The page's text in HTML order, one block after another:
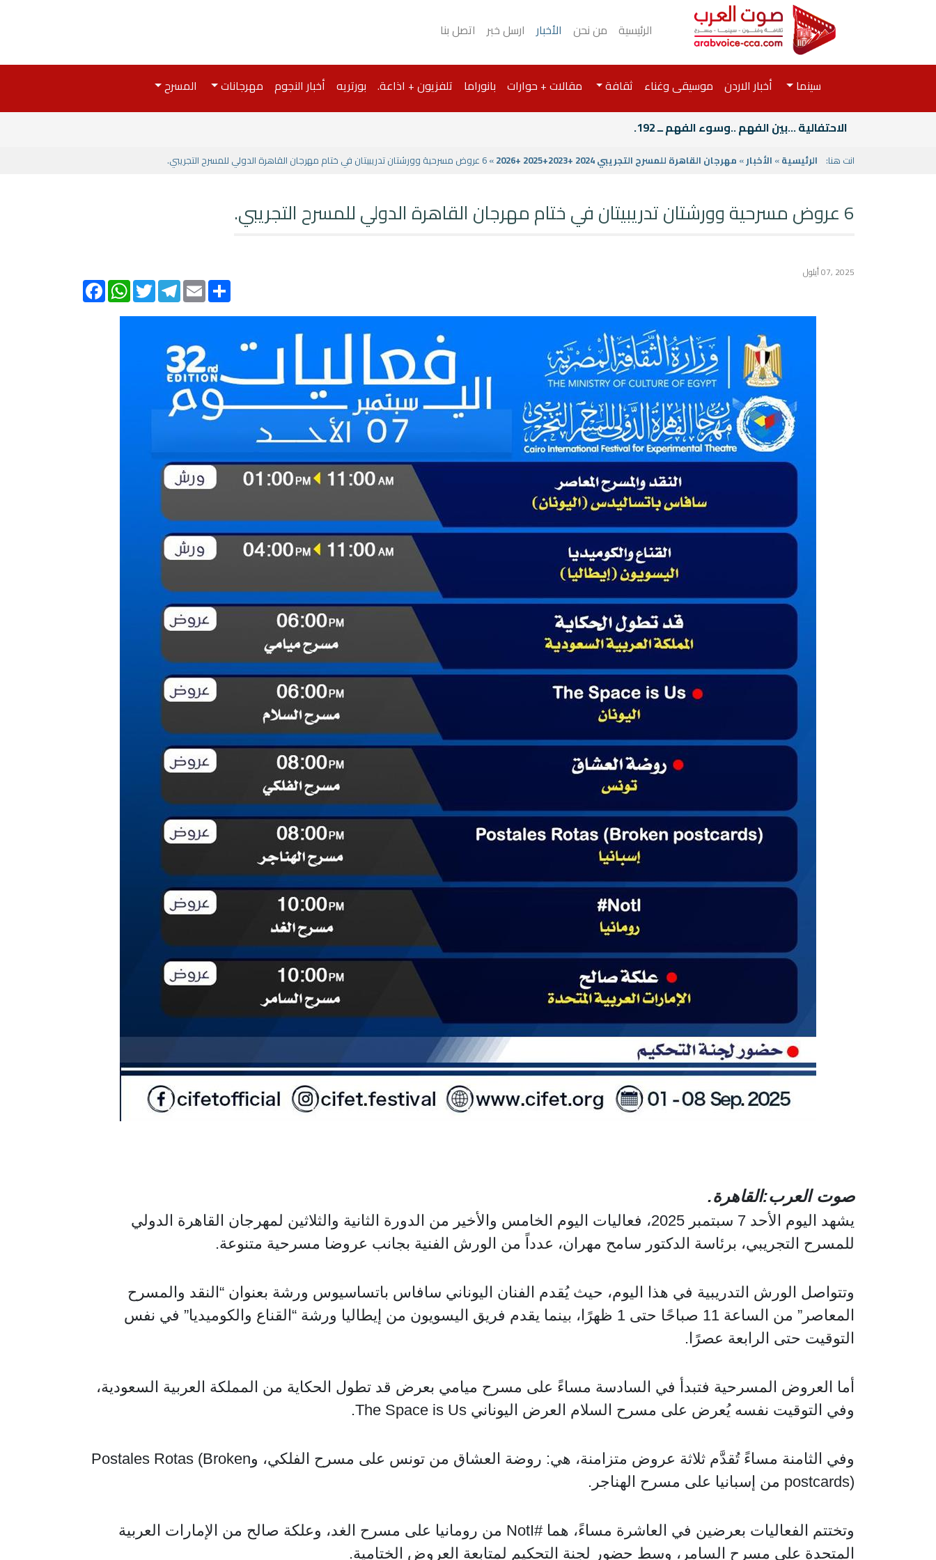
الرئيسية من نحن الأخبار ارسل خبر اتصل بنا
سينما أخبار الاردن موسيقى وغناء ثقافة مقالات + حوارات بانوراما تلفزيون + اذاعة. بورتريه أخبار النجوم مهرجانات
المسرح
الاحتفالية ...بين الفهم ..وسوء الفهم ــ 192.
انت هنا: الرئيسية» الأخبار» مهرجان القاهرة للمسرح التجريبي 2024 +2023+2025 +2026 » 6 عروض مسرحية وورشتان تدريبيتان في ختام مهرجان القاهرة الدولي للمسرح التجريبي.
6 عروض مسرحية وورشتان تدريبيتان في ختام مهرجان القاهرة الدولي للمسرح التجريبي.
2025 ,07 أيلول
Facebook
WhatsAppTwitterTelegramEmailShare
صوت العرب:القاهرة.
يشهد اليوم الأحد 7 سبتمبر 2025، فعاليات اليوم الخامس والأخير من الدورة الثانية والثلاثين لمهرجان القاهرة الدولي
للمسرح التجريبي، برئاسة الدكتور سامح مهران، عدداً من الورش الفنية بجانب عروضا مسرحية متنوعة.
وتتواصل الورش التدريبية في هذا اليوم، حيث يُقدم الفنان اليوناني سافاس باتساسيوس ورشة بعنوان “النقد والمسرح
المعاصر” من الساعة 11 صباحًا حتى 1 ظهرًا، بينما يقدم فريق اليسويون من إيطاليا ورشة “القناع والكوميديا” في نفس
التوقيت حتى الرابعة عصرًا.
أما العروض المسرحية فتبدأ في السادسة مساءً على مسرح ميامي بعرض قد تطول الحكاية من المملكة العربية السعودية،
وفي التوقيت نفسه يُعرض على مسرح السلام العرض اليوناني The Space is Us.
وفي الثامنة مساءً تُقدَّم ثلاثة عروض متزامنة، هي: روضة العشاق من تونس على مسرح الفلكي، وPostales Rotas (Broken
postcards) من إسبانيا على مسرح الهناجر.
وتختتم الفعاليات بعرضين في العاشرة مساءً، هما #NotI من رومانيا على مسرح الغد، وعلكة صالح من الإمارات العربية
المتحدة على مسرح السامر، وسط حضور لجنة التحكيم لمتابعة العروض الختامية.